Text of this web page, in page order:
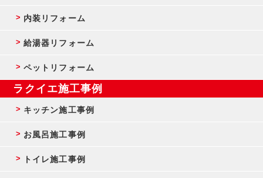
内装リフォーム
給湯器リフォーム
ペットリフォーム
ラクイエ施工事例
キッチン施工事例
お風呂施工事例
トイレ施工事例